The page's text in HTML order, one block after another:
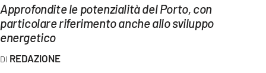
LAC NETWORK
LAC ONAIR
Approfondite le potenzialità del Porto, con
particolare riferimento anche allo sviluppo
energetico
REDAZIONE